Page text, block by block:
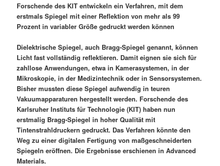
Forschende des KIT entwickeln ein Verfahren, mit dem
erstmals Spiegel mit einer Reflektion von mehr als 99
Prozent in variabler Größe gedruckt werden können
Dielektrische Spiegel, auch Bragg-Spiegel genannt, können
Licht fast vollständig reflektieren. Damit eignen sie sich für
zahllose Anwendungen, etwa in Kamerasystemen, in der
Mikroskopie, in der Medizintechnik oder in Sensorsystemen.
Bisher mussten diese Spiegel aufwendig in teuren
Vakuumapparaturen hergestellt werden. Forschende des
Karlsruher Instituts für Technologie (KIT) haben nun
erstmalig Bragg-Spiegel in hoher Qualität mit
Tintenstrahldruckern gedruckt. Das Verfahren könnte den
Weg zu einer digitalen Fertigung von maßgeschneiderten
Spiegeln eröffnen. Die Ergebnisse erschienen in Advanced
Materials.